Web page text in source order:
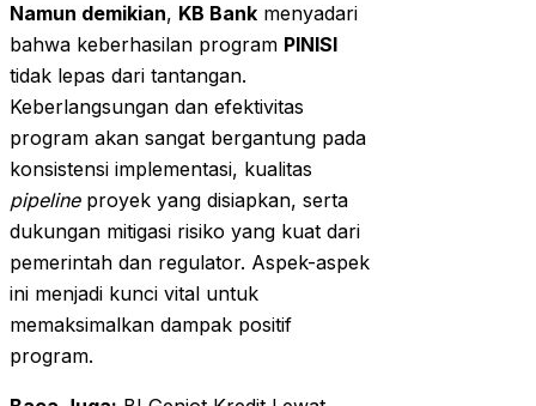
Namun demikian, KB Bank menyadari
bahwa keberhasilan program PINISI
tidak lepas dari tantangan.
Keberlangsungan dan efektivitas
program akan sangat bergantung pada
konsistensi implementasi, kualitas
pipelineproyek yang disiapkan, serta
dukungan mitigasi risiko yang kuat dari
pemerintah dan regulator. Aspek-aspek
ini menjadi kunci vital untuk
memaksimalkan dampak positif
program.